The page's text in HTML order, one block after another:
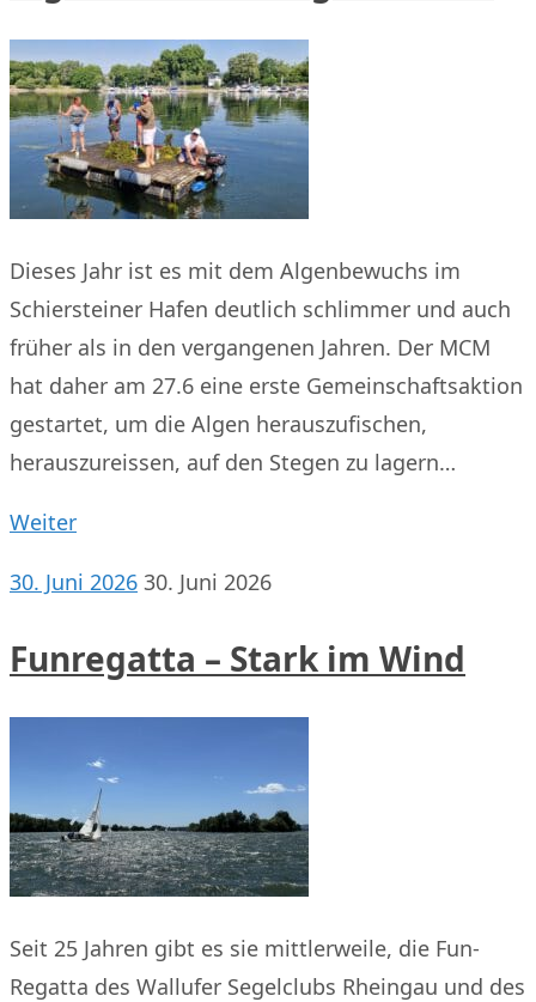
Dieses Jahr ist es mit dem Algenbewuchs im
Schiersteiner Hafen deutlich schlimmer und auch
früher als in den vergangenen Jahren. Der MCM
hat daher am 27.6 eine erste Gemeinschaftsaktion
gestartet, um die Algen herauszufischen,
herauszureissen, auf den Stegen zu lagern…
Weiter
30. Juni 2026 30. Juni 2026
Funregatta – Stark im Wind
Seit 25 Jahren gibt es sie mittlerweile, die Fun-
Regatta des Wallufer Segelclubs Rheingau und des